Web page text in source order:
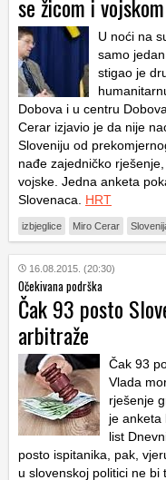
se žicom i vojskom
U noći na
samo
stigao je
Dobova i u centru
Cerar izjavio je da nije
Sloveniju od
nađe zajedničko
vojske. Jedna anketa
Slovenaca. HRT
izbjeglice Miro Cerar
16.08.2015. (20:30)
Očekivana podrška
Čak 93 posto
arbitraže
Čak 93
Vlada
rješenje
je anketa
list
posto ispitanika, pak,
u slovenskoj politici ne